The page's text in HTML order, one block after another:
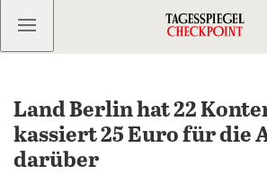
Kostenlos anmelden
Land Berlin hat 22
kassiert 25 Euro für die
darüber